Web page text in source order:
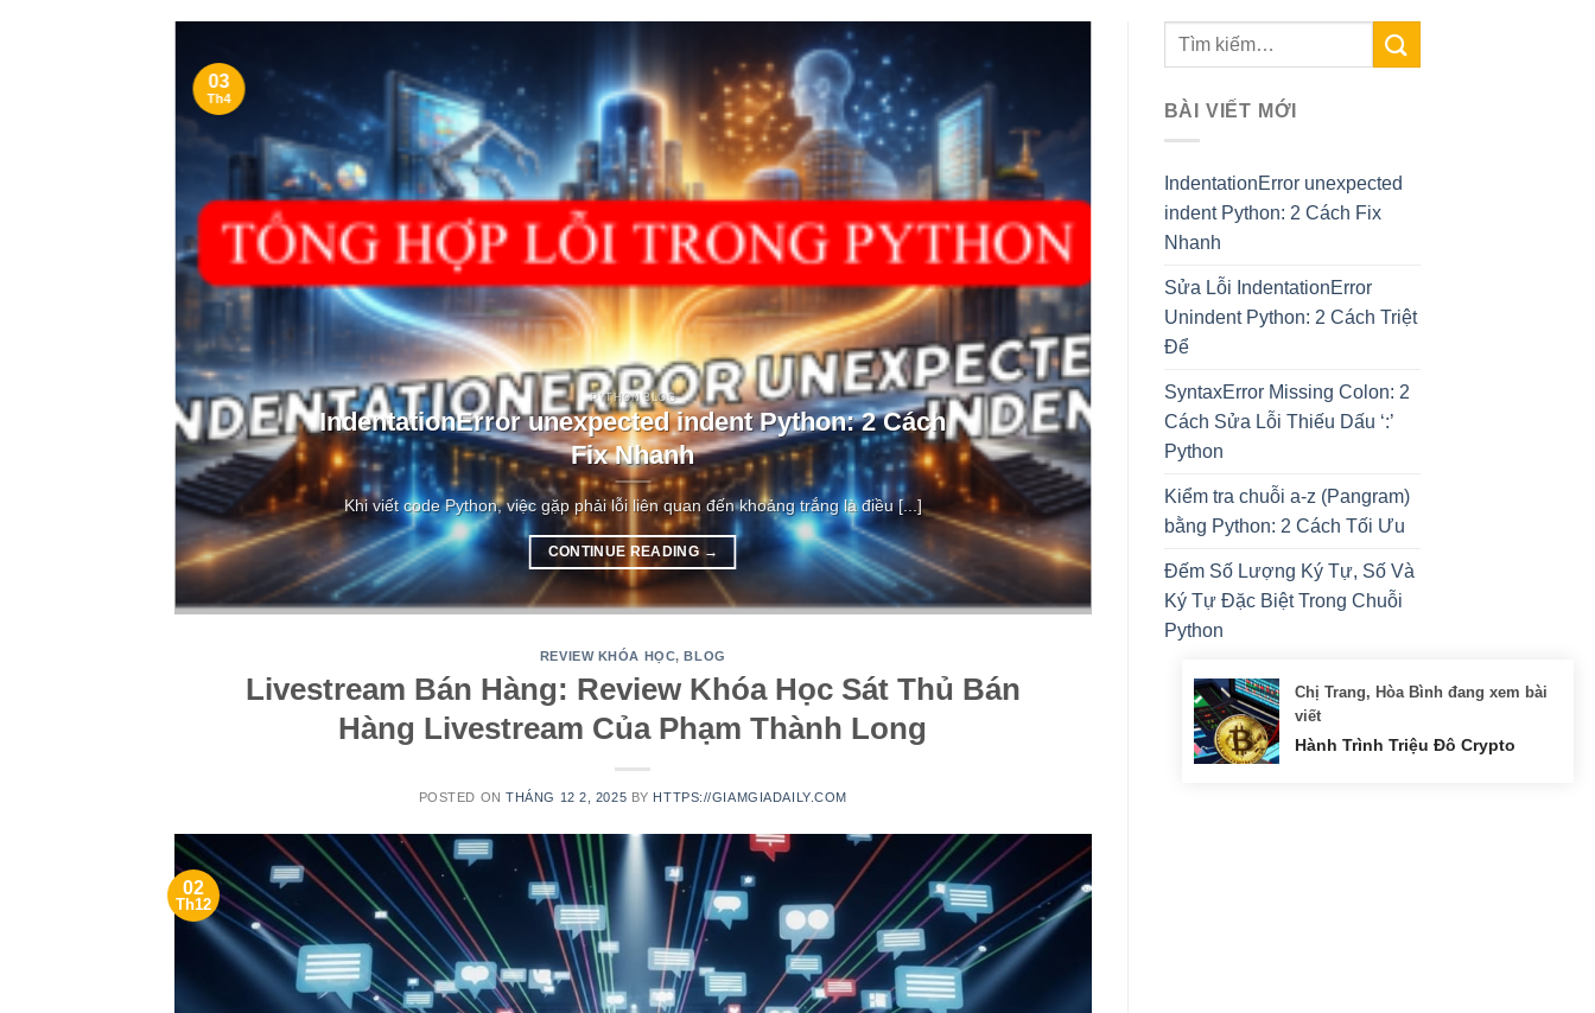
PYTHON BLOG
IndentationError unexpected indent Python: 2 Cách
Fix Nhanh
Khi viết code Python, việc gặp phải lỗi liên quan đến khoảng trắng là điều [...]
CONTINUE READING→
03
Th4
REVIEW KHÓA HỌC,BLOG
Livestream Bán Hàng: Review Khóa Học Sát Thủ Bán
Hàng Livestream Của Phạm Thành Long
POSTED ONTHÁNG 12 2, 2025 BY HTTPS://GIAMGIADAILY.COM
02
Th12
BÀI VIẾT MỚI
IndentationError unexpected
indent Python: 2 Cách Fix
Nhanh
Sửa Lỗi IndentationError
Unindent Python: 2 Cách Triệt
Để
SyntaxError Missing Colon: 2
Cách Sửa Lỗi Thiếu Dấu ‘:’
Python
Kiểm tra chuỗi a-z (Pangram)
bằng Python: 2 Cách Tối Ưu
Đếm Số Lượng Ký Tự, Số Và
Ký Tự Đặc Biệt Trong Chuỗi
Python
Chị Trang, Hòa Bình đang xem bài
viết
Hành Trình Triệu Đô Crypto